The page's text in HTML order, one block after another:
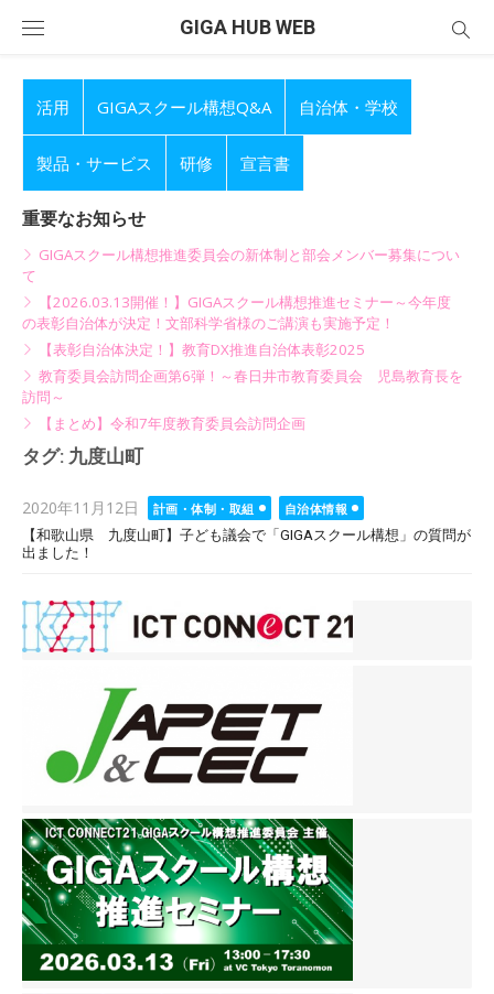
GIGA HUB WEB
活用 GIGAスクール構想Q&A 自治体・学校
製品・サービス 研修 宣言書
重要なお知らせ
GIGAスクール構想推進委員会の新体制と部会メンバー募集につい
て
【2026.03.13開催！】GIGAスクール構想推進セミナー～今年度
の表彰自治体が決定！文部科学省様のご講演も実施予定！
【表彰自治体決定！】教育DX推進自治体表彰2025
教育委員会訪問企画第6弾！～春日井市教育委員会 児島教育長を
訪問～
【まとめ】令和7年度教育委員会訪問企画
タグ: 九度山町
Posted
on
2020年11月12日 計画・体制・取組
自治体情報
【和歌山県 九度山町】子ども議会で「GIGAスクール構想」の質問が
出ました！